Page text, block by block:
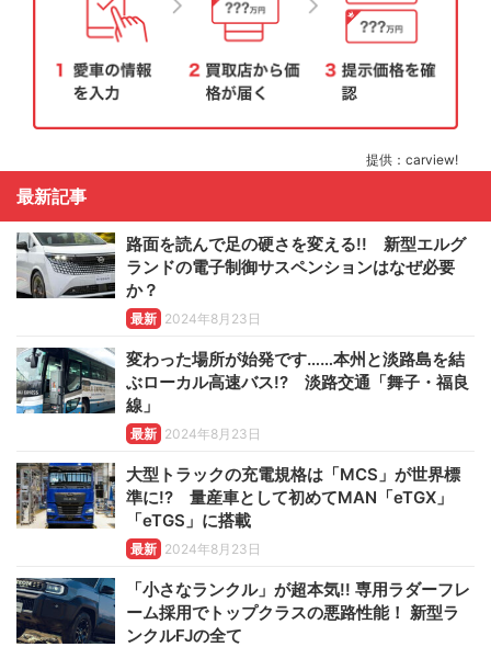
提供：carview!
最新記事
路面を読んで足の硬さを変える!! 新型エルグ
ランドの電子制御サスペンションはなぜ必要
か？
最新 2024年8月23日
変わった場所が始発です……本州と淡路島を結
ぶローカル高速バス!? 淡路交通「舞子・福良
線」
最新 2024年8月23日
大型トラックの充電規格は「MCS」が世界標
準に!? 量産車として初めてMAN「eTGX」
「eTGS」に搭載
最新 2024年8月23日
「小さなランクル」が超本気!! 専用ラダーフレ
ーム採用でトップクラスの悪路性能！ 新型ラ
ンクルFJの全て